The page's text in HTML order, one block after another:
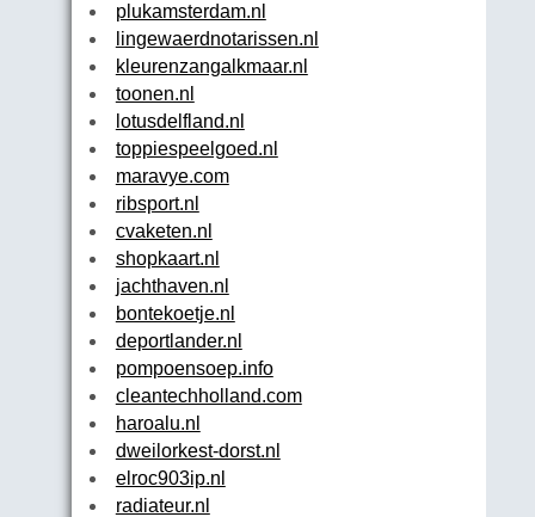
plukamsterdam.nl
lingewaerdnotarissen.nl
kleurenzangalkmaar.nl
toonen.nl
lotusdelfland.nl
toppiespeelgoed.nl
maravye.com
ribsport.nl
cvaketen.nl
shopkaart.nl
jachthaven.nl
bontekoetje.nl
deportlander.nl
pompoensoep.info
cleantechholland.com
haroalu.nl
dweilorkest-dorst.nl
elroc903ip.nl
radiateur.nl